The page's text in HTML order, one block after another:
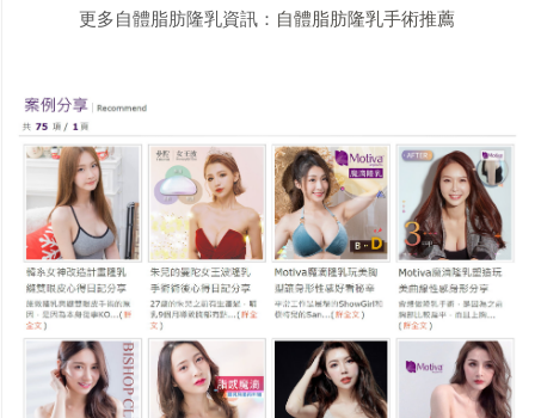
更多自體脂肪隆乳資訊： 自體脂肪隆乳手術推薦